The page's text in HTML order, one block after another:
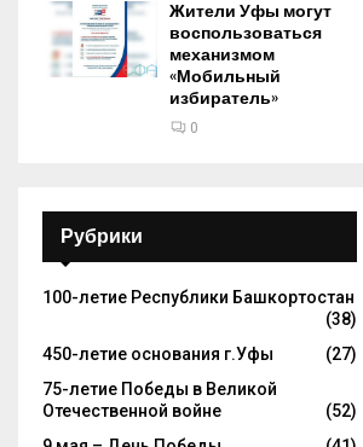
Жители Уфы могут
воспользоваться
механизмом
«Мобильный
избиратель»
0
Рубрики
100-летие Республики Башкортостан
(38)
450-летие основания г.Уфы
(27)
75-летие Победы в Великой
Отечественной войне
(52)